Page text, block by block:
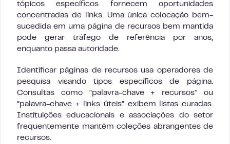
tópicos específicos fornecem oportunidades
concentradas de links. Uma única colocação bem-
sucedida em uma página de recursos bem mantida
pode gerar tráfego de referência por anos,
enquanto passa autoridade.
Identificar páginas de recursos usa operadores de
pesquisa visando tipos específicos de página.
Consultas como “palavra-chave + recursos” ou
“palavra-chave + links úteis” exibem listas curadas.
Instituições educacionais e associações do setor
frequentemente mantêm coleções abrangentes de
recursos.